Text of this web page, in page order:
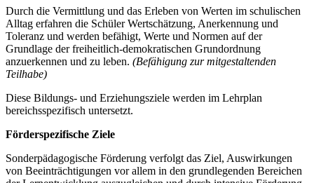
Durch die Vermittlung und das Erleben von Werten im schulischen
Alltag erfahren die Schüler Wertschätzung, Anerkennung und
Toleranz und werden befähigt, Werte und Normen auf der
Grundlage der freiheitlich-demokratischen Grundordnung
anzuerkennen und zu leben. (Befähigung zur mitgestaltenden
Teilhabe)
Diese Bildungs- und Erziehungsziele werden im Lehrplan
bereichsspezifisch untersetzt.
Förderspezifische Ziele
Sonderpädagogische Förderung verfolgt das Ziel, Auswirkungen
von Beeinträchtigungen vor allem in den grundlegenden Bereichen